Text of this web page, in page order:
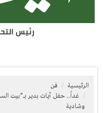
رئيس
الرئيسية
فن
غداً.. حفل آيات بدير بـ”بيت
وشادية